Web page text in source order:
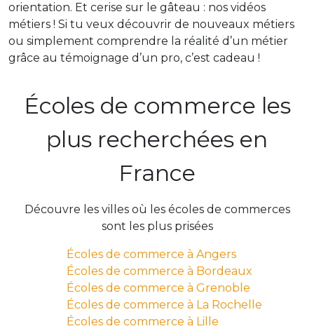
orientation. Et cerise sur le gâteau : nos vidéos
métiers ! Si tu veux découvrir de nouveaux métiers
ou simplement comprendre la réalité d’un métier
grâce au témoignage d’un pro, c’est cadeau !
Écoles de commerce les
plus recherchées en
France
Découvre les villes où les écoles de commerces
sont les plus prisées
Écoles de commerce à Angers
Écoles de commerce à Bordeaux
Écoles de commerce à Grenoble
Écoles de commerce à La Rochelle
Écoles de commerce à Lille